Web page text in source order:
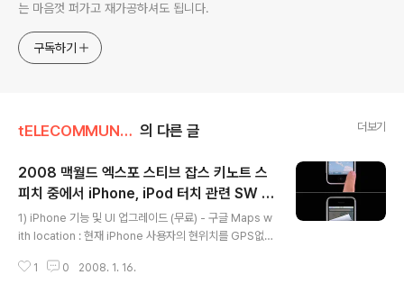
는 마음껏 퍼가고 재가공하셔도 됩니다.
구독하기
tELECOMMUNICATION 의 다른 글 더보기
2008 맥월드 엑스포 스티브 잡스 키노트 스
피치 중에서 iPhone, iPod 터치 관련 SW 업
그레이드
1) iPhone 기능 및 UI 업그레이드 (무료) - 구글 Maps w
ith location : 현재 iPhone 사용자의 현위치를 GPS없
설정 인터페이스가 신선한데, 옵션버튼을 누르면, 종이를
1 0 2008. 1. 16.